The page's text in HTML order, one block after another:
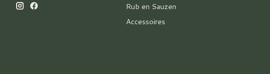
Rub en Sauzen
Accessoires